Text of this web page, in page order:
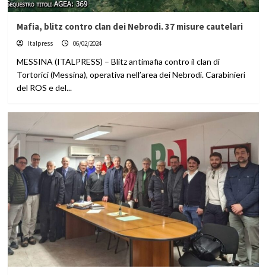
Mafia, blitz contro clan dei Nebrodi. 37 misure cautelari
Italpress 06/02/2024
MESSINA (ITALPRESS) – Blitz antimafia contro il clan di
Tortorici (Messina), operativa nell’area dei Nebrodi. Carabinieri
del ROS e del...